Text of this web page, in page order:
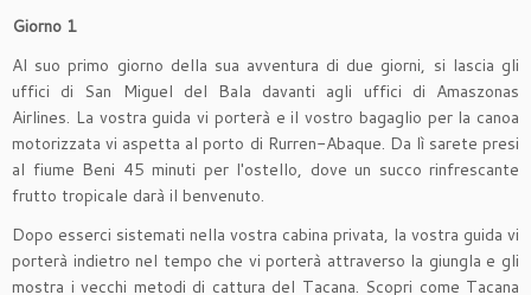
Giorno 1
Al suo primo giorno della sua avventura di due giorni, si lascia gli
uffici di San Miguel del Bala davanti agli uffici di Amaszonas
Airlines. La vostra guida vi porterà e il vostro bagaglio per la canoa
motorizzata vi aspetta al porto di Rurren-Abaque. Da lì sarete presi
al fiume Beni 45 minuti per l'ostello, dove un succo rinfrescante
frutto tropicale darà il benvenuto.
Dopo esserci sistemati nella vostra cabina privata, la vostra guida vi
porterà indietro nel tempo che vi porterà attraverso la giungla e gli
mostra i vecchi metodi di cattura del Tacana. Scopri come Tacana